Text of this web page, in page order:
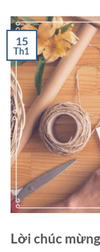
15
Th1
Lời chúc